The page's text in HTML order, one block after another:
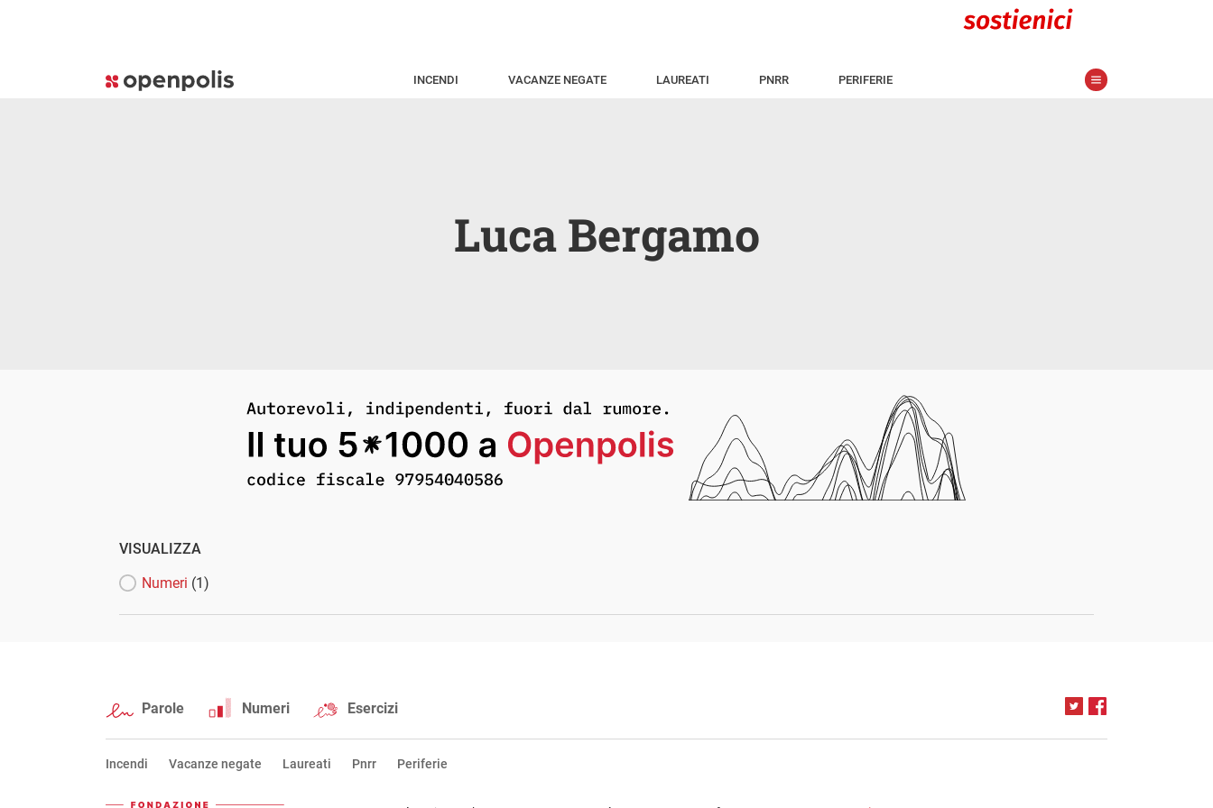
INCENDI VACANZE NEGATE LAUREATI PNRR PERIFERIE
Luca Bergamo
VISUALIZZA
Numeri (1)
Parole Numeri Esercizi
Incendi Vacanze negate Laureati Pnrr Periferie